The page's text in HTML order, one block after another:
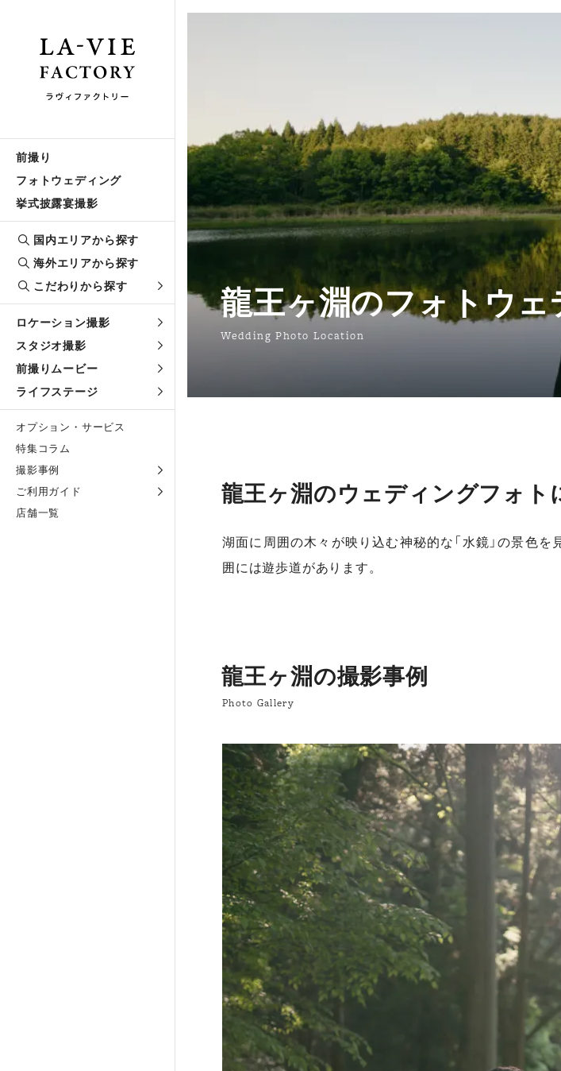
前撮り
フォトウェディング
挙式披露宴撮影
国内エリアから探す
海外エリアから探す
こだわりから探す
ロケーション撮影
スタジオ撮影
前撮りムービー
ライフステージ
オプション・サービス
特集コラム
撮影事例
ご利用ガイド
店舗一覧
龍王ヶ淵のフォトウ
Wedding Photo Location
龍王ヶ淵のウェディングフォト
湖面に周囲の木々が映り込む神秘的な「水鏡」の景色
囲には遊歩道があります。
龍王ヶ淵の撮影事例
Photo Gallery